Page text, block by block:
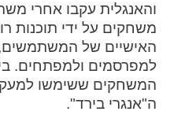
remove_circle_outline
Decrease font
והאנגלית עקבו אחרי
משחקים על ידי תוכנות
האישיים של המשתמשים,
למפרסמים ולמפתחים.
המשחקים ששימשו
ה"אנגרי בירד".